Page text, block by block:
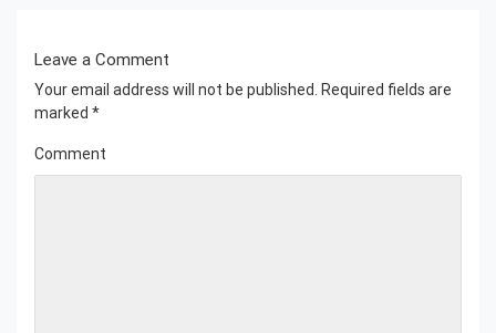
Leave a Comment
Your email address will not be published.
Required fields are
marked *
Comment